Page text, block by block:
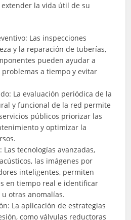
la vida útil de su
Las inspecciones
y la reparación de tuberías,
pueden ayudar a
a tiempo y evitar
La evaluación periódica de la
y funcional de la red permite
públicos priorizar las
y optimizar la
Las tecnologías avanzadas,
las imágenes por
inteligentes, permiten
en tiempo real e identificar
otras anomalías.
La aplicación de estrategias
como válvulas reductoras